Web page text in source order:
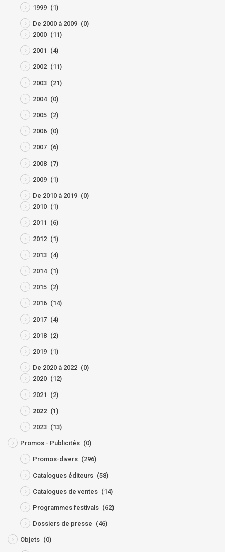
1999 (1)
De 2000 à 2009 (0)
2000 (11)
2001 (4)
2002 (11)
2003 (21)
2004 (0)
2005 (2)
2006 (0)
2007 (6)
2008 (7)
2009 (1)
De 2010 à 2019 (0)
2010 (1)
2011 (6)
2012 (1)
2013 (4)
2014 (1)
2015 (2)
2016 (14)
2017 (4)
2018 (2)
2019 (1)
De 2020 à 2022 (0)
2020 (12)
2021 (2)
2022 (1)
2023 (13)
Promos - Publicités (0)
Promos-divers (296)
Catalogues éditeurs (58)
Catalogues de ventes (14)
Programmes festivals (62)
Dossiers de presse (46)
Objets (0)